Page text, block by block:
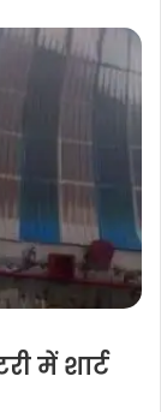
में शार्ट